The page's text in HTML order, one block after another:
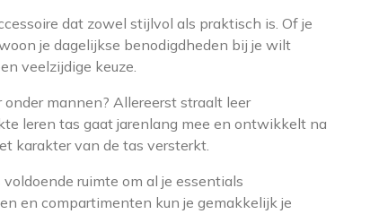
dat zowel stijlvol als praktisch is. Of je
je dagelijkse benodigdheden bij je wilt
veelzijdige keuze.
mannen? Allereerst straalt leer
leren tas gaat jarenlang mee en ontwikkelt na
karakter van de tas versterkt.
ruimte om al je essentials
en compartimenten kun je gemakkelijk je